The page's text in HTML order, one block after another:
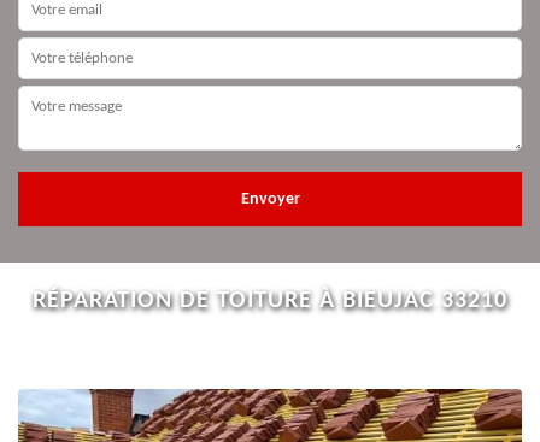
RÉPARATION DE TOITURE À BIEUJAC 33210